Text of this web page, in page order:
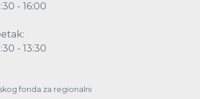
- 16:00
- 13:30
fonda za regionalni